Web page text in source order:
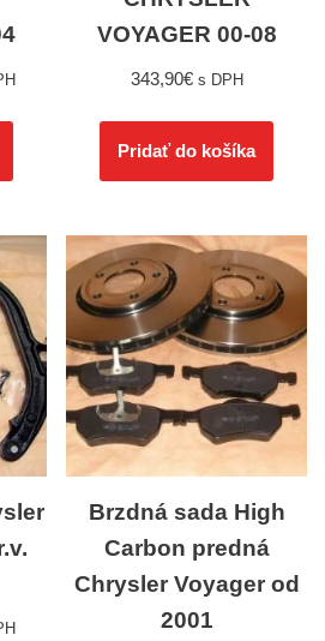
VOYAGER 00-08
343,90€ s DPH
Pridať do košíka
Brzdná sada High
Carbon predná
Chrysler Voyager od
2001